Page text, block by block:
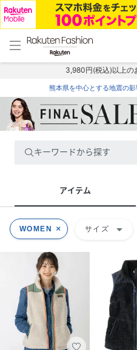
menu home
トップ
3,980円(税込)以上の
熊本県を中心とする地震の
キーワードから探す
アイテム
WOMEN サイズ arrow_drop_down